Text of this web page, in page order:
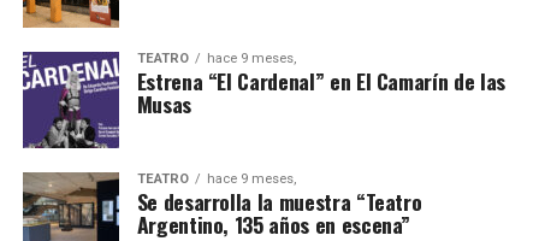
TEATRO hace 9 meses,
Estrena “El Cardenal” en El Camarín de las
Musas
TEATRO hace 9 meses,
Se desarrolla la muestra “Teatro
Argentino, 135 años en escena”